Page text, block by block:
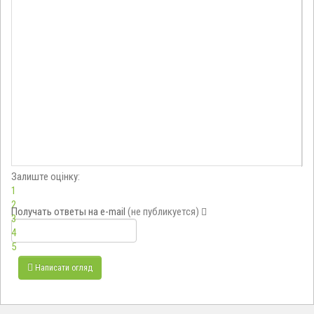
Залиште оцінку:
1
2
3
4
5
Получать ответы на e-mail (не публикуется)
Написати огляд